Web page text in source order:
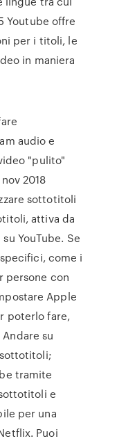
Youtube offre
per i titoli, le
in maniera
audio e
"pulito"
2018
sottotitoli
attiva da
YouTube. Se
come i
persone con
Apple
poterlo fare,
su
tramite
e
per una
Puoi